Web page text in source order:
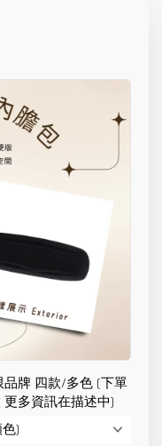
牌 四款/多色 (下單
多資訊在描述中)